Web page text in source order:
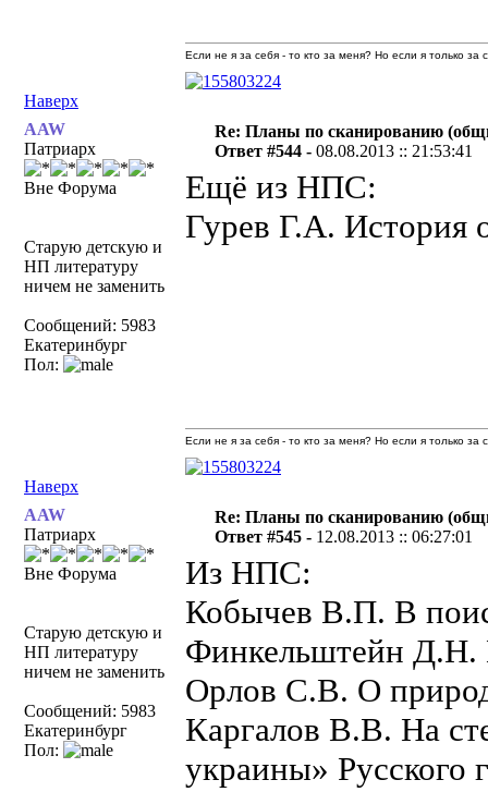
Наверх
Если не я за себя - то кто за меня? Но если я только
AAW
Патриарх
Вне Форума
Старую детскую и
НП литературу
ничем не заменить
Сообщений: 5983
Екатеринбург
Пол:
Re: Планы по сканированию
Ответ #544 -08.08.2013 :: 21:53:41
Ещё из НПС:
Гурев Г.А. История
Наверх
Если не я за себя - то кто за меня? Но если я только
AAW
Патриарх
Вне Форума
Старую детскую и
НП литературу
ничем не заменить
Сообщений: 5983
Екатеринбург
Пол:
Re: Планы по сканированию
Ответ #545 - 12.08.2013 :: 06:27:01
Из НПС:
Кобычев В.П. В
Финкельштейн Д.Н.
Орлов С.В. О
Каргалов В.В. На
украины» Русского